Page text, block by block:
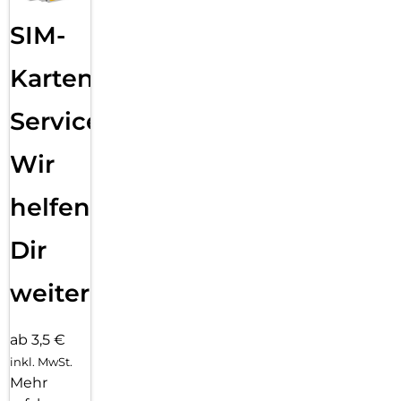
SIM-
Karten
Service:
Wir
helfen
Dir
weiter
ab 3,5 €
inkl. MwSt.
Mehr